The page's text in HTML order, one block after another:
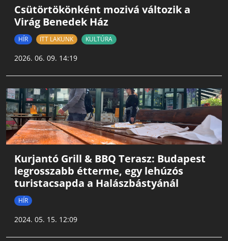
Csütörtökönként mozivá változik a
Virág Benedek Ház
HÍR ITT LAKUNK KULTÚRA
2026. 06. 09. 14:19
Kurjantó Grill & BBQ Terasz: Budapest
legrosszabb étterme, egy lehúzós
turistacsapda a Halászbástyánál
HÍR
2024. 05. 15. 12:09